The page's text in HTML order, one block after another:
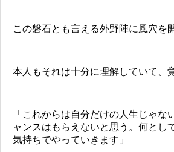
この磐石とも言える外野陣に風穴を
本人もそれは十分に理解していて、
「これからは自分だけの人生じゃ
ャンスはもらえないと思う。何とし
気持ちでやっていきます」